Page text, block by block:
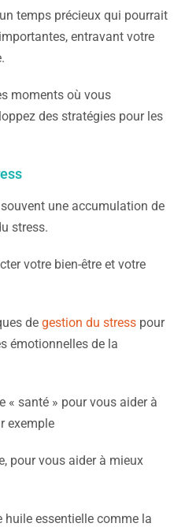
temps précieux qui pourrait
entravant votre
moments où vous
des stratégies pour les
une accumulation de
stress.
votre bien-être et votre
de gestion du stress pour
émotionnelles de la
« santé » pour vous aider à
exemple
pour vous aider à mieux
huile essentielle comme la